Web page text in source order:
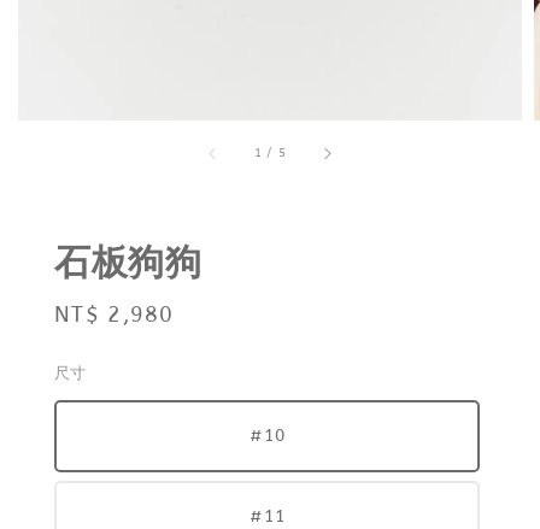
1 / 5
石板狗狗
Regular
NT$ 2,980
尺寸
#10
#11